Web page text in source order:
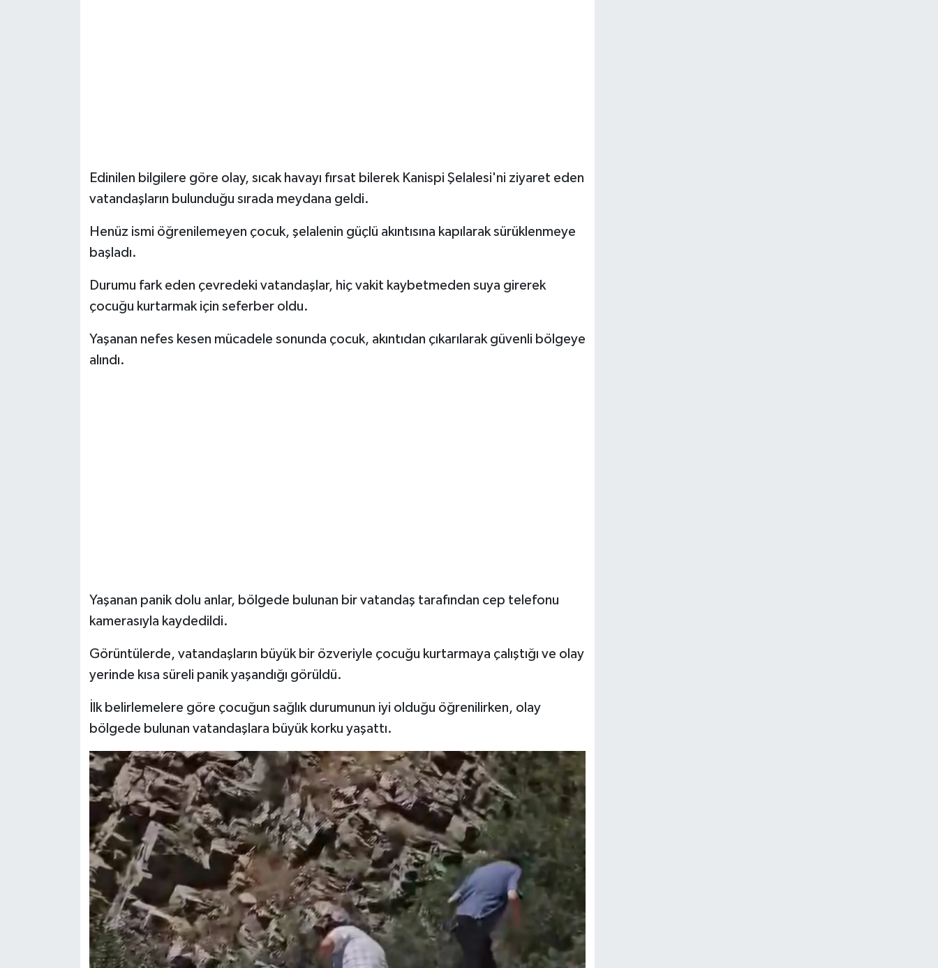
Edinilen bilgilere göre olay, sıcak havayı fırsat bilerek Kanispi Şelalesi'ni ziyaret eden
vatandaşların bulunduğu sırada meydana geldi.
Henüz ismi öğrenilemeyen çocuk, şelalenin güçlü akıntısına kapılarak sürüklenmeye
başladı.
Durumu fark eden çevredeki vatandaşlar, hiç vakit kaybetmeden suya girerek
çocuğu kurtarmak için seferber oldu.
Yaşanan nefes kesen mücadele sonunda çocuk, akıntıdan çıkarılarak güvenli bölgeye
alındı.
Yaşanan panik dolu anlar, bölgede bulunan bir vatandaş tarafından cep telefonu
kamerasıyla kaydedildi.
Görüntülerde, vatandaşların büyük bir özveriyle çocuğu kurtarmaya çalıştığı ve olay
yerinde kısa süreli panik yaşandığı görüldü.
İlk belirlemelere göre çocuğun sağlık durumunun iyi olduğu öğrenilirken, olay
bölgede bulunan vatandaşlara büyük korku yaşattı.